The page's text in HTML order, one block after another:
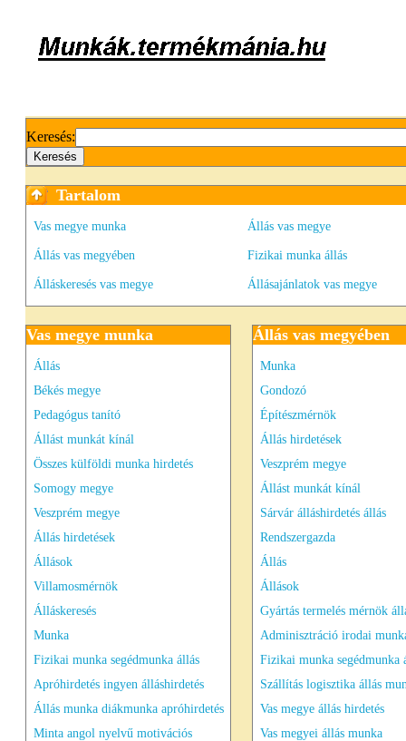
Keresés:
Tartalom
Vas megye munka
Állás vas megye
Állás vas megyében
Fizikai munka állás
Álláskeresés vas megye
Állásajánlatok vas megye
Vas megye munka
Állás
Békés megye
Pedagógus tanító
Állást munkát kínál
Összes külföldi munka hirdetés
Somogy megye
Veszprém megye
Állás hirdetések
Állások
Villamosmérnök
Álláskeresés
Munka
Fizikai munka segédmunka állás
Apróhirdetés ingyen álláshirdetés
Állás munka diákmunka apróhirdetés
Minta angol nyelvű motivációs
Állás vas megyében
Munka
Gondozó
Építészmérnök
Állás hirdetések
Veszprém megye
Állást munkát kínál
Sárvár álláshirdetés állás
Rendszergazda
Állás
Állások
Gyártás termelés mérnök
Adminisztráció irodai
Fizikai munka segédmunka
Szállítás logisztika állás
Vas megye állás hirdetés
Vas megyei állás munka